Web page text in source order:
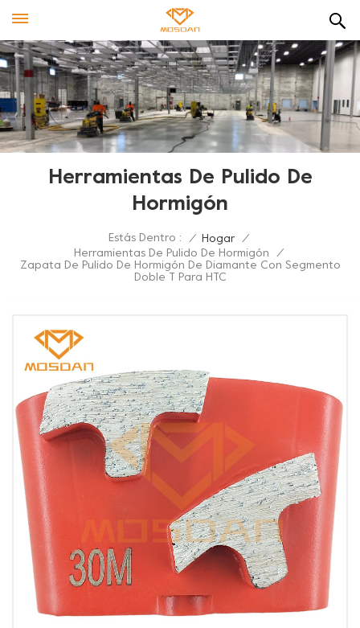
Herramientas De Pulido De
Hormigón
Estás Dentro : / Hogar
/
Herramientas De Pulido De Hormigón
/
Zapata De Pulido De Hormigón De Diamante Con Segmento
Doble T Para HTC